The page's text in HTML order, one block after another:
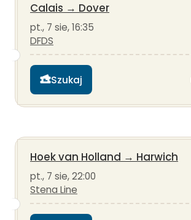
Calais → Dover
pt., 7 sie, 16:35
DFDS
Szukaj
Hoek van Holland → Harwich
pt., 7 sie, 22:00
Stena Line